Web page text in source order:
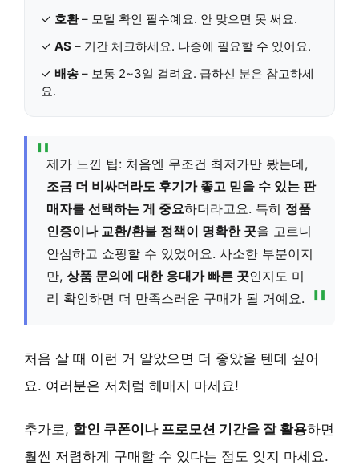
✓ 호환– 모델 확인 필수예요. 안 맞으면 못 써요.
✓ AS – 기간 체크하세요. 나중에 필요할 수 있어요.
✓ 배송 – 보통 2~3일 걸려요. 급하신 분은 참고하세
요.
제가 느낀 팁: 처음엔 무조건 최저가만 봤는데,
조금 더 비싸더라도 후기가 좋고 믿을 수 있는 판
매자를 선택하는 게 중요하더라고요. 특히 정품
인증이나 교환/환불 정책이 명확한 곳을 고르니
안심하고 쇼핑할 수 있었어요. 사소한 부분이지
만, 상품 문의에 대한 응대가 빠른 곳인지도 미
리 확인하면 더 만족스러운 구매가 될 거예요.
처음 살 때 이런 거 알았으면 더 좋았을 텐데 싶어
요. 여러분은 저처럼 헤매지 마세요!
추가로, 할인 쿠폰이나 프로모션 기간을 잘 활용하면
훨씬 저렴하게 구매할 수 있다는 점도 잊지 마세요.